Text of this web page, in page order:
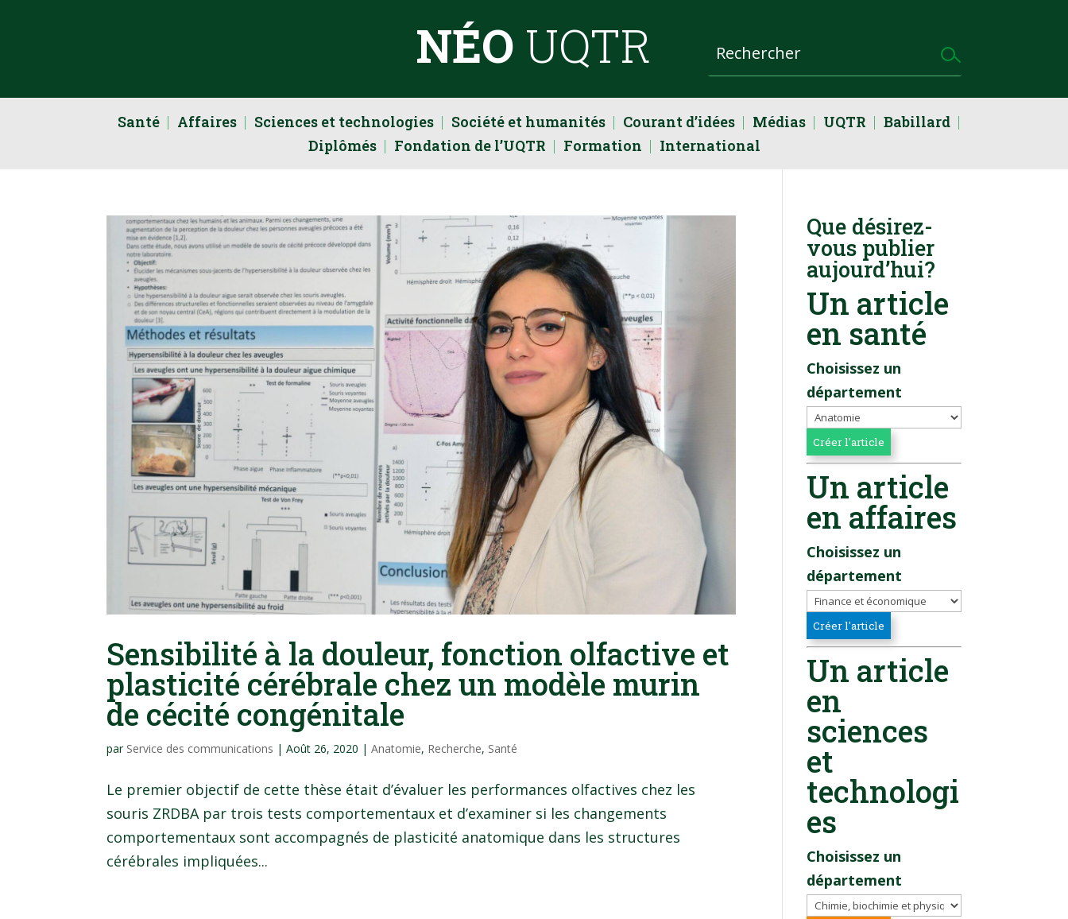
NÉO UQTR
Santé Affaires Sciences et technologies Société et humanités Courant d’idées Médias UQTR
Babillard
Diplômés
Fondation de l’UQTR Formation International
Sensibilité à la douleur, fonction olfactive et
plasticité cérébrale chez un modèle murin
de cécité congénitale
par Service des communications |Août 26, 2020 |Anatomie, Recherche, Santé
Le premier objectif de cette thèse était d’évaluer les performances olfactives chez les
souris ZRDBA par trois tests comportementaux et d’examiner si les changements
comportementaux sont accompagnés de plasticité anatomique dans les structures
cérébrales impliquées...
Que désirez-
vous publier
aujourd’hui?
Un article
en santé
Choisissez un
département
Un article
en affaires
Choisissez un
département
Un article
en
sciences
et
technologi
es
Choisissez un
département